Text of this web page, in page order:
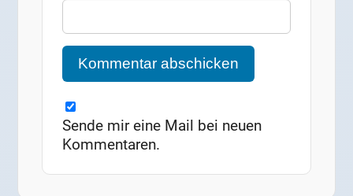
Sende mir eine Mail bei neuen
Kommentaren.